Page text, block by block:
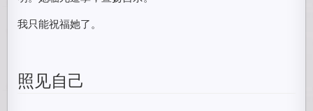
我只能祝福她了。
照见自己